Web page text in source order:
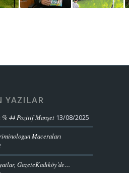
YAZILAR
% 44 Pozitif Manşet 13/08/2025
Maceraları
GazeteKadıköy’de…